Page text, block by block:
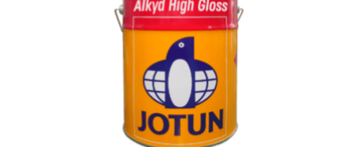
Alkyd High Gloss